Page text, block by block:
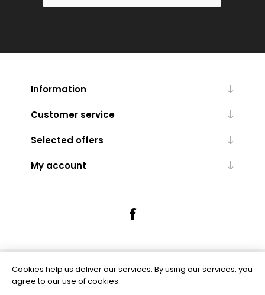
Information
Customer service
Selected offers
My account
Powered bynopCommerce
Cookies help us deliver our services. By using our services, you
agree to our use of cookies.